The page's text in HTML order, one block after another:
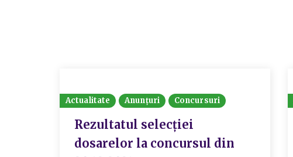
Actualitate Anunțuri Concursuri
Rezultatul selecției
dosarelor la concursul din